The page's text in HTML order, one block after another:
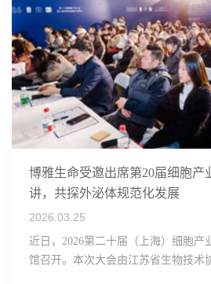
博雅生命受邀出席第20届细胞产
讲，共探外泌体规范化发展
2026.03.25
近日，2026第二十届（上海）细胞产
馆召开。本次大会由江苏省生物技术